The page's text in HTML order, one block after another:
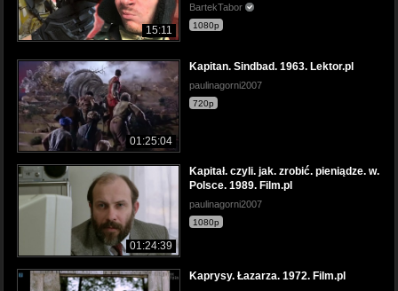
15:11
BartekTabor
1080p
01:25:04
Kapitan. Sindbad. 1963. Lektor.pl
paulinagorni2007
720p
01:24:39
Kapitał. czyli. jak. zrobić. pieniądze. w.
Polsce. 1989. Film.pl
paulinagorni2007
1080p
Kaprysy. Łazarza. 1972. Film.pl